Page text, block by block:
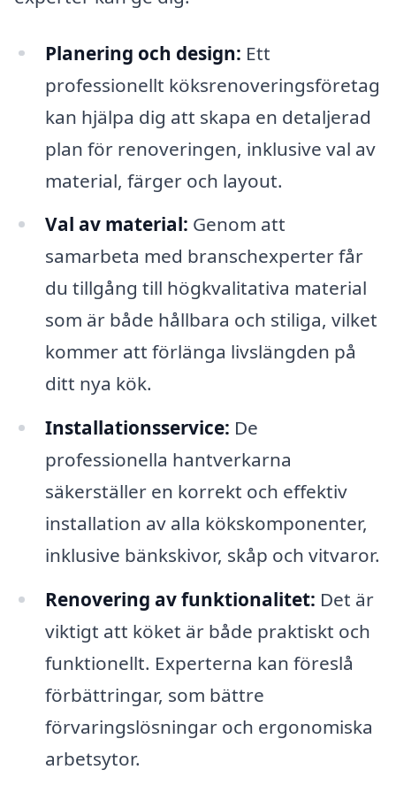
Planering och design: Ett
professionellt köksrenoveringsföretag
kan hjälpa dig att skapa en detaljerad
plan för renoveringen, inklusive val av
material, färger och layout.
Val av material: Genom att
samarbeta med branschexperter får
du tillgång till högkvalitativa material
som är både hållbara och stiliga, vilket
kommer att förlänga livslängden på
ditt nya kök.
Installationsservice: De
professionella hantverkarna
säkerställer en korrekt och effektiv
installation av alla kökskomponenter,
inklusive bänkskivor, skåp och vitvaror.
Renovering av funktionalitet: Det är
viktigt att köket är både praktiskt och
funktionellt. Experterna kan föreslå
förbättringar, som bättre
förvaringslösningar och ergonomiska
arbetsytor.